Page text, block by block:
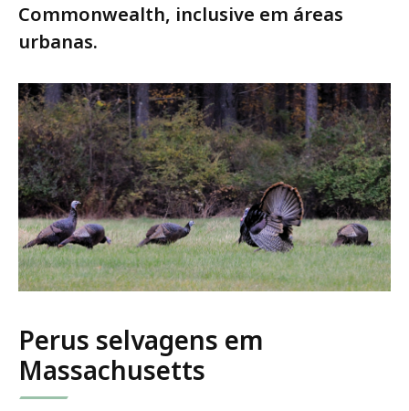
Commonwealth, inclusive em áreas
urbanas.
Perus selvagens em
Massachusetts